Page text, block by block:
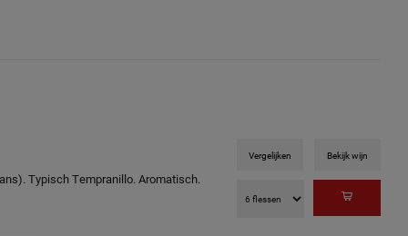
Typisch Tempranillo. Aromatisch.
Vergelijken Bekijk wijn